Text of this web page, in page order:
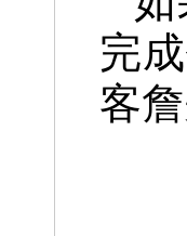
完
客